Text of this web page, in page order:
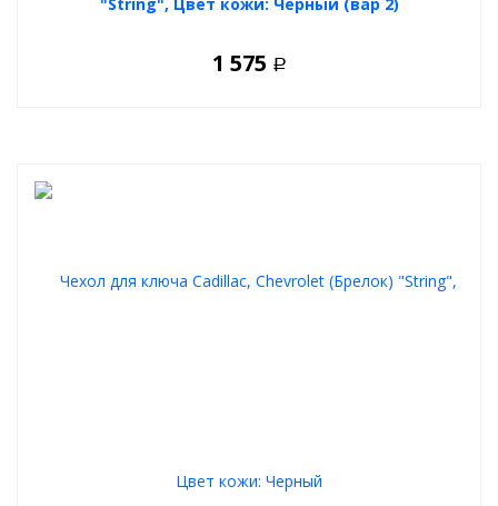
"String", Цвет кожи: Черный (вар 2)
1 575 Р